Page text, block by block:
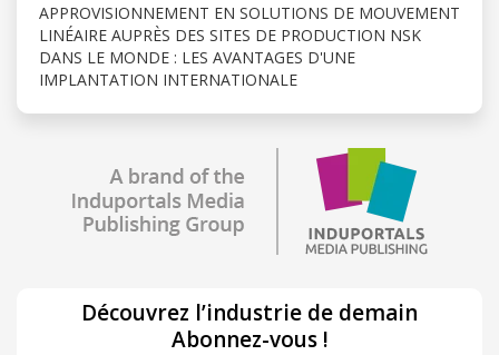
APPROVISIONNEMENT EN SOLUTIONS DE MOUVEMENT
LINÉAIRE AUPRÈS DES SITES DE PRODUCTION NSK
DANS LE MONDE : LES AVANTAGES D'UNE
IMPLANTATION INTERNATIONALE
Découvrez l’industrie de demain
Abonnez-vous !